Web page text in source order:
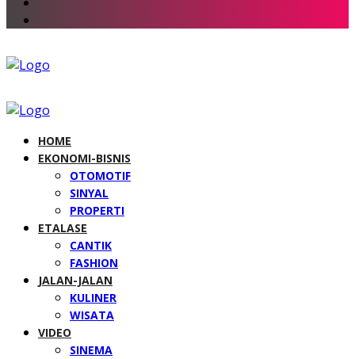
HOME
EKONOMI-BISNIS
OTOMOTIF
SINYAL
PROPERTI
ETALASE
CANTIK
FASHION
JALAN-JALAN
KULINER
WISATA
VIDEO
SINEMA